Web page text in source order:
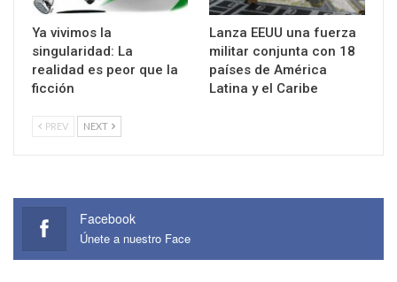
Ya vivimos la
singularidad: La
realidad es peor que la
ficción
Lanza EEUU una fuerza
militar conjunta con 18
países de América
Latina y el Caribe
PREV NEXT
Facebook
Únete a nuestro Face